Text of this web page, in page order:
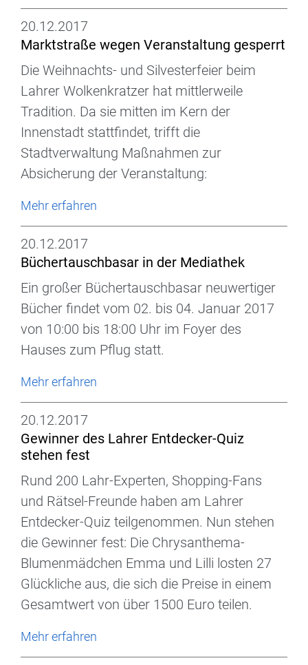
20.12.2017
Marktstraße wegen Veranstaltung gesperrt
Die Weihnachts- und Silvesterfeier beim
Lahrer Wolkenkratzer hat mittlerweile
Tradition. Da sie mitten im Kern der
Innenstadt stattfindet, trifft die
Stadtverwaltung Maßnahmen zur
Absicherung der Veranstaltung:
Mehr erfahren
20.12.2017
Büchertauschbasar in der Mediathek
Ein großer Büchertauschbasar neuwertiger
Bücher findet vom 02. bis 04. Januar 2017
von 10:00 bis 18:00 Uhr im Foyer des
Hauses zum Pflug statt.
Mehr erfahren
20.12.2017
Gewinner des Lahrer Entdecker-Quiz
stehen fest
Rund 200 Lahr-Experten, Shopping-Fans
und Rätsel-Freunde haben am Lahrer
Entdecker-Quiz teilgenommen. Nun stehen
die Gewinner fest: Die Chrysanthema-
Blumenmädchen Emma und Lilli losten 27
Glückliche aus, die sich die Preise in einem
Gesamtwert von über 1500 Euro teilen.
Mehr erfahren